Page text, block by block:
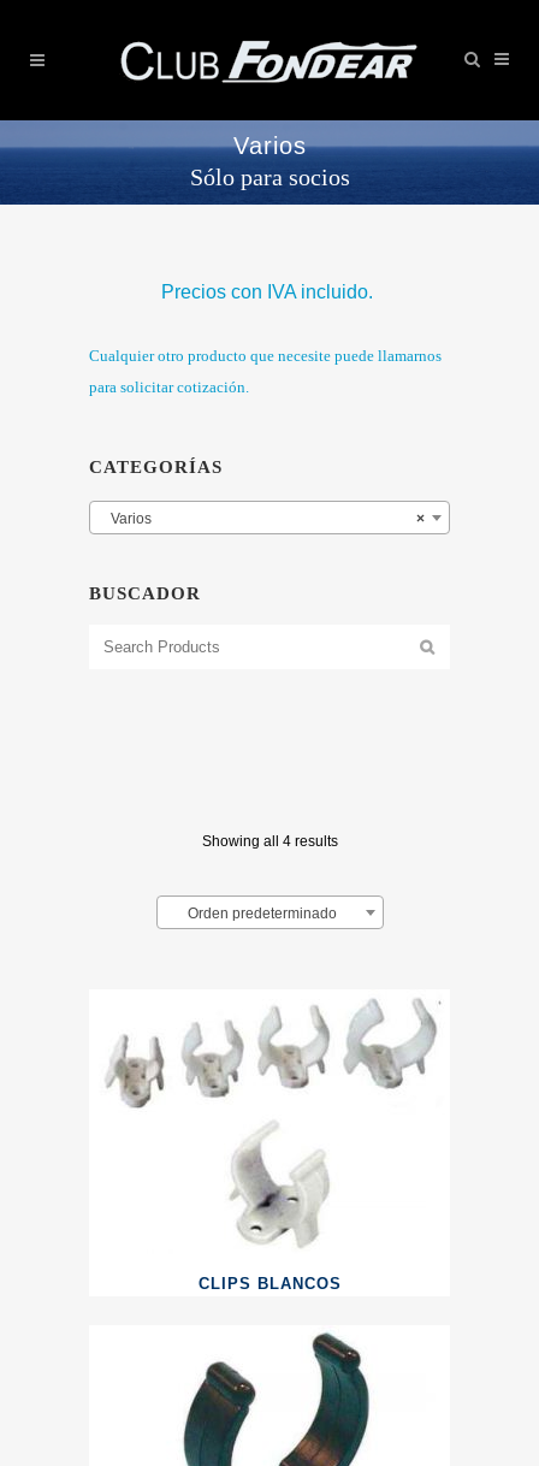
Varios
Sólo para socios
Precios con IVA incluido.
Cualquier otro producto que necesite puede llamarnos
para solicitar cotización.
CATEGORÍAS
×
Varios
BUSCADOR
Showing all 4 results
Orden predeterminado
CLIPS BLANCOS